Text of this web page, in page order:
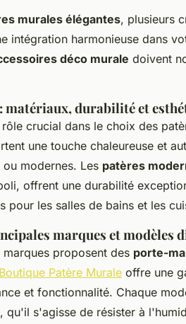
murales élégantes, plusieurs
intégration harmonieuse dans
déco murale doivent
matériaux, durabilité et
crucial dans le choix des
une touche chaleureuse et
modernes. Les patères
offrent une durabilité
pour les salles de bains et les
marques et modèles
proposent des porte-
Boutique Patère Murale offre une
et fonctionnalité. Chaque
qu'il s'agisse de résister à